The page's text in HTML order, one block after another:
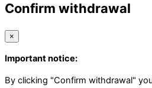
Confirm withdrawal
×
Important notice:
By clicking "Confirm withdrawal"